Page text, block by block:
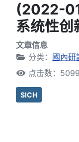
(2022-
系统性创
文章信息
分类： 國內研
点击数：5099
SICH